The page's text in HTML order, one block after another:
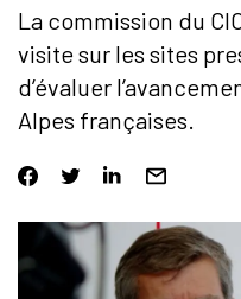
La commission du
visite sur les sites
d’évaluer
Alpes françaises.